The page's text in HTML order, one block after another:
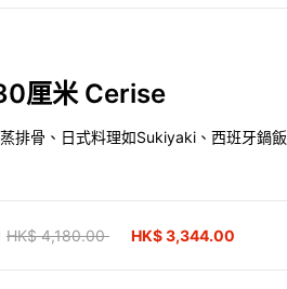
厘米 Cerise
排骨、日式料理如Sukiyaki、西班牙鍋飯
Price reduced from
HK$ 4,180.00 HK$ 3,344.00